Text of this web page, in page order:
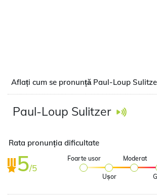
Aflați cum se pronunță Paul-Loup
Paul-Loup Sulitzer
Rata pronunția dificultate
5/5
Foarte usor
Ușor
Moderat